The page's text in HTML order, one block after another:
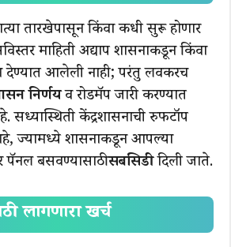
तारखेपासून किंवा कधी सुरू होणार
माहिती अद्याप शासनाकडून किंवा
देण्यात आलेली नाही; परंतु लवकरच
निर्णयव रोडमॅप जारी करण्यात
केंद्रशासनाची रुफटॉप
ज्यामध्ये शासनाकडून आपल्या
पॅनल बसवण्यासाठीसबसिडीदिली जाते.
लागणारा खर्च